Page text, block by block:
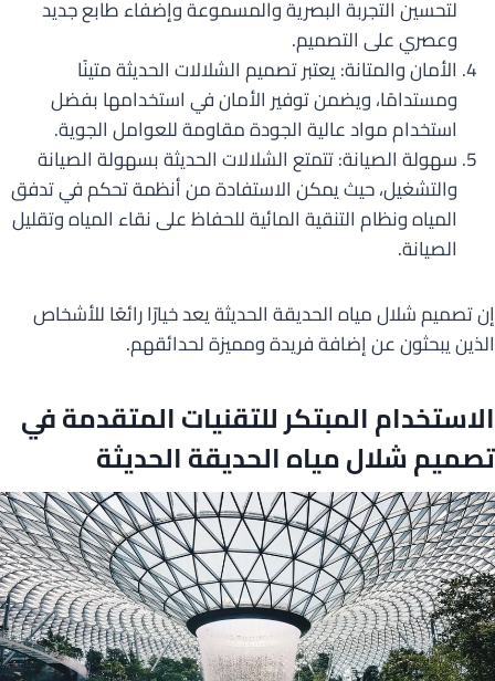
لتحسين التجربة البصرية والمسموعة وإضفاء طابع جديد
وعصري على التصميم.
الأمان والمتانة: يعتبر تصميم الشلالات الحديثة متينًا
ومستدامًا، ويضمن توفير الأمان في استخدامها بفضل
استخدام مواد عالية الجودة مقاومة للعوامل الجوية.
سهولة الصيانة: تتمتع الشلالات الحديثة بسهولة الصيانة
والتشغيل، حيث يمكن الاستفادة من أنظمة تحكم في تدفق
المياه ونظام التنقية المائية للحفاظ على نقاء المياه وتقليل
الصيانة.
إن تصميم شلال مياه الحديقة الحديثة يعد خيارًا رائعًا للأشخاص
الذين يبحثون عن إضافة فريدة ومميزة لحدائقهم.
الاستخدام المبتكر للتقنيات المتقدمة في
تصميم شلال مياه الحديقة الحديثة